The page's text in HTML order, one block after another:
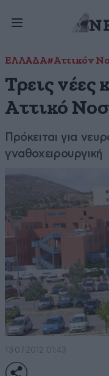
ΕΛΛΑΔΑ#Αττικόν
Τρεις νέες
Αττικό
Πρόκειται για
γναθοχειρουργική
13·07·2012 01:43